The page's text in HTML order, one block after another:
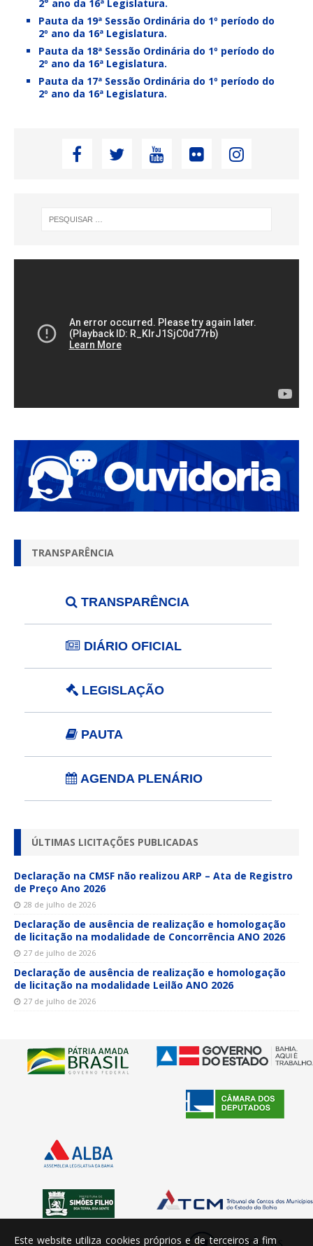
2° ano da 16ª Legislatura.
Pauta da 19ª Sessão Ordinária do 1º período do
2º ano da 16ª Legislatura.
Pauta da 18ª Sessão Ordinária do 1º período do
2º ano da 16ª Legislatura.
Pauta da 17ª Sessão Ordinária do 1º período do
2º ano da 16ª Legislatura.
TRANSPARÊNCIA
TRANSPARÊNCIA
DIÁRIO OFICIAL
LEGISLAÇÃO
PAUTA
AGENDA PLENÁRIO
ÚLTIMAS LICITAÇÕES PUBLICADAS
Declaração na CMSF não realizou ARP – Ata de Registro
de Preço Ano 2026
28 de julho de 2026
Declaração de ausência de realização e homologação
de licitação na modalidade de Concorrência ANO 2026
27 de julho de 2026
Declaração de ausência de realização e homologação
de licitação na modalidade Leilão ANO 2026
27 de julho de 2026
Este website utiliza cookies próprios e de terceiros a fim